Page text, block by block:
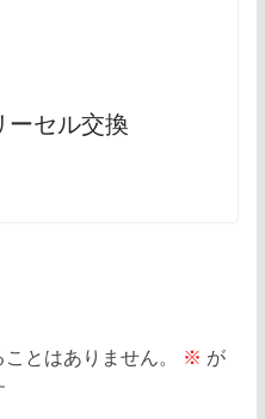
セル交換
とはありません。 ※ が